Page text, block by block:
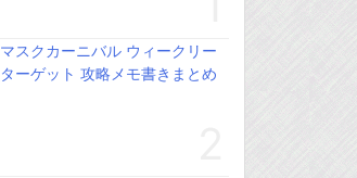
マスクカーニバル ウィークリー
ターゲット 攻略メモ書きまとめ